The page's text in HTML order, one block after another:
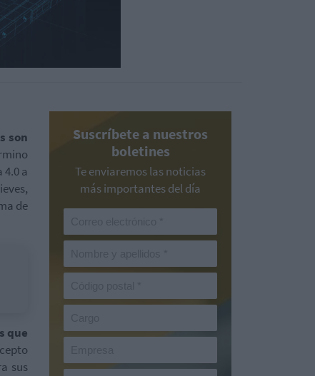
son
a
de
que
sus
Suscríbete a nuestros
boletines
Te enviaremos las noticias
más importantes del día